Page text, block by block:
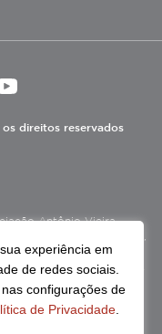
direitos reservados
Antônio Vieira
lucrativos, filantrópica,
beneficente, certificada
(CEBAS), nas áreas
experiência em
de redes sociais.
configurações de
de Privacidade.